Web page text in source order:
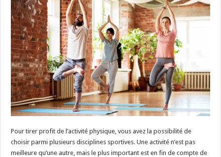
Pour tirer profit de l’activité physique, vous avez la possibilité de
choisir parmi plusieurs disciplines sportives. Une activité n’est pas
meilleure qu’une autre, mais le plus important est en fin de compte de